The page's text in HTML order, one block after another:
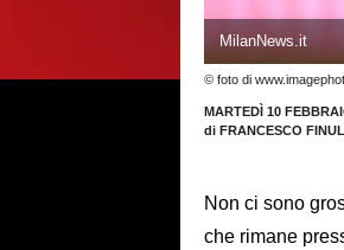
MilanNews.it
© foto di
MARTEDÌ 10
di FRANCESCO
Non ci sono
che rimane